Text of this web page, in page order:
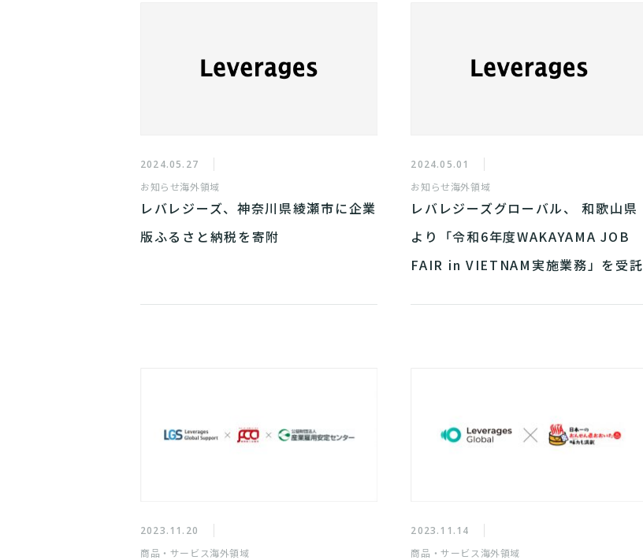
2024.05.27
お知らせ海外領域
レバレジーズ、神奈川県綾瀬市に企業
版ふるさと納税を寄附
2024.05.01
お知らせ海外領域
レバレジーズグローバル、 和歌山県
より「令和6年度WAKAYAMA JOB
FAIR in VIETNAM実施業務」を受託
2023.11.20
商品・サービス海外領域
2023.11.14
商品・サービス海外領域